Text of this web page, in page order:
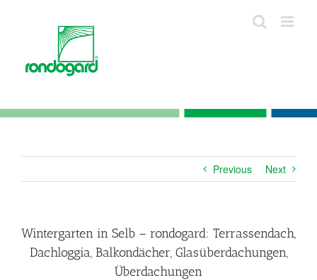
Previous Next
Wintergarten in Selb – rondogard: Terrassendach,
Dachloggia, Balkondächer, Glasüberdachungen,
Überdachungen